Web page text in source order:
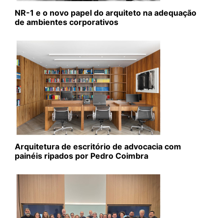
NR-1 e o novo papel do arquiteto na adequação
de ambientes corporativos
Arquitetura de escritório de advocacia com
painéis ripados por Pedro Coimbra